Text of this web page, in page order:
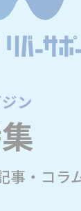
ン
・コラ